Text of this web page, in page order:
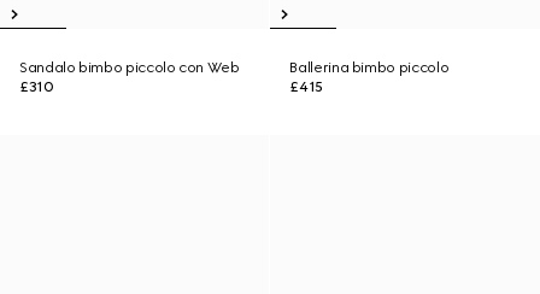
Sandalo bimbo piccolo con Web
£310
Ballerina bimbo piccolo
£415